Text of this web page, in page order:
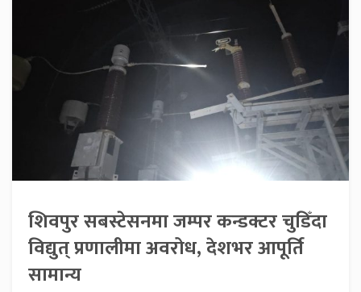
शिवपुर सबस्टेसनमा जम्पर कन्डक्टर चुडिँदा
विद्युत् प्रणालीमा अवरोध, देशभर आपूर्ति
सामान्य